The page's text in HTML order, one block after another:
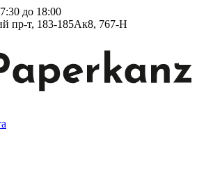
до 18:00
пр-т, 183-185Ак8, 767-Н